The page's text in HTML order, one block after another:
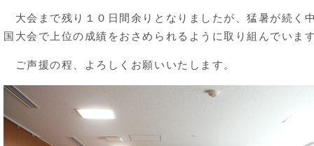
大会まで残り１０日間余りとなりましたが、猛暑が続く
国大会で上位の成績をおさめられるように取り組んでいま
ご声援の程、よろしくお願いいたします。